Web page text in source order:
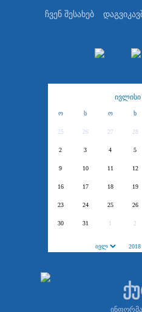
ჩვენ შესახებ
ივლისი
ო ს ო ხ
25 26 27 28
2 3 4 5
9 10 11 12
16 17 18 19
23 24 25 26
30 31 1 2